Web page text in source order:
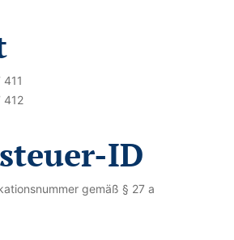
412
ID
gemäß § 27 a